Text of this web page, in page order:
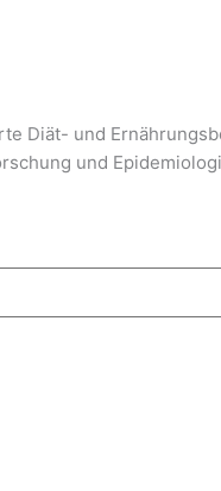
Diät- und
und